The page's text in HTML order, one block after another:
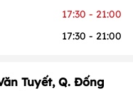
17:30 - 21:00
17:30 - 21:00
Tuyết, Q. Đống